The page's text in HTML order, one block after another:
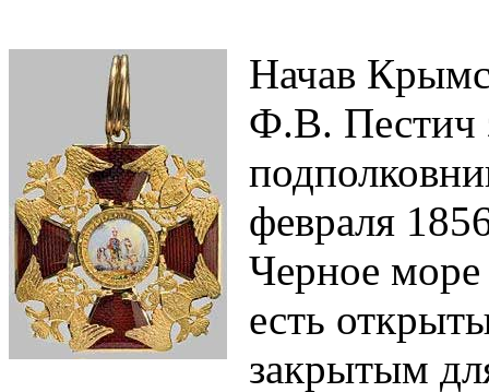
Начав
Ф.В. Пестич
февраля
Черное море
есть
закрытым